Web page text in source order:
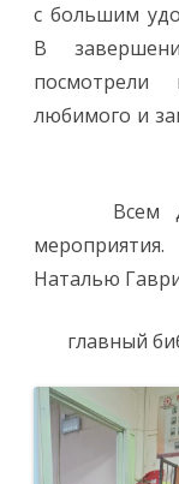
с большим
В
посмотрели
любимого и
Всем
Наталью
главный